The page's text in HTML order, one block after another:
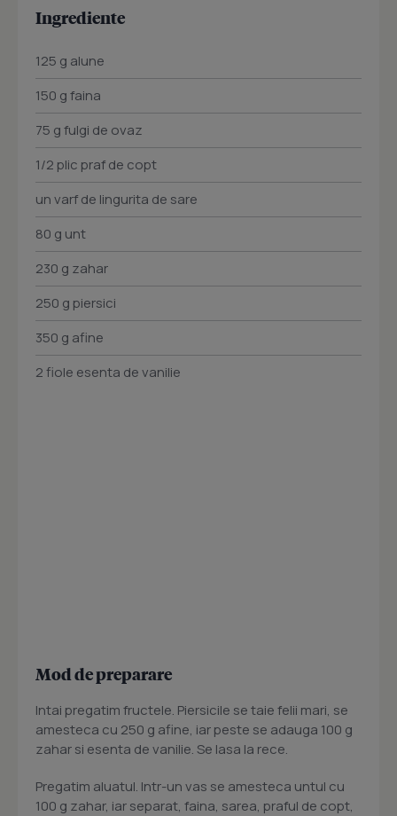
Ingrediente
125 g alune
150 g faina
75 g fulgi de ovaz
1/2 plic praf de copt
un varf de lingurita de sare
80 g unt
230 g zahar
250 g piersici
350 g afine
2 fiole esenta de vanilie
Mod de preparare
Intai pregatim fructele. Piersicile se taie felii mari, se
amesteca cu 250 g afine, iar peste se adauga 100 g
zahar si esenta de vanilie. Se lasa la rece.
Pregatim aluatul. Intr-un vas se amesteca untul cu
100 g zahar, iar separat, faina, sarea, praful de copt,